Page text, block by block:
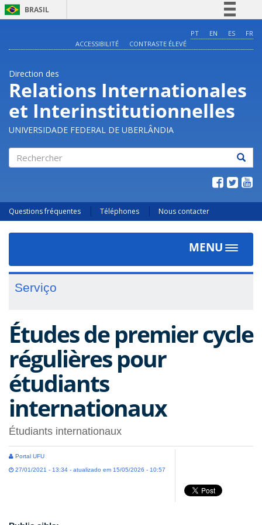
BRASIL
Comunica BR
Acesso à informação
Legislação
Canais
PT EN ES
FR
ACCESSIBILITÉ
CONTRASTE ÉLEVÉ
Direction des
Relations Internationales
et Interinstitutionnelles
UNIVERSIDADE FEDERAL DE UBERLÂNDIA
Questions fréquentes Téléphones Nous contacter
MENU
Toggle
Serviço
Études de premier cycle
régulières pour
étudiants
internationaux
Étudiants internationaux
Portal UFU
27/01/2021 - 13:34 - atualizado em 15/05/2026 - 10:57